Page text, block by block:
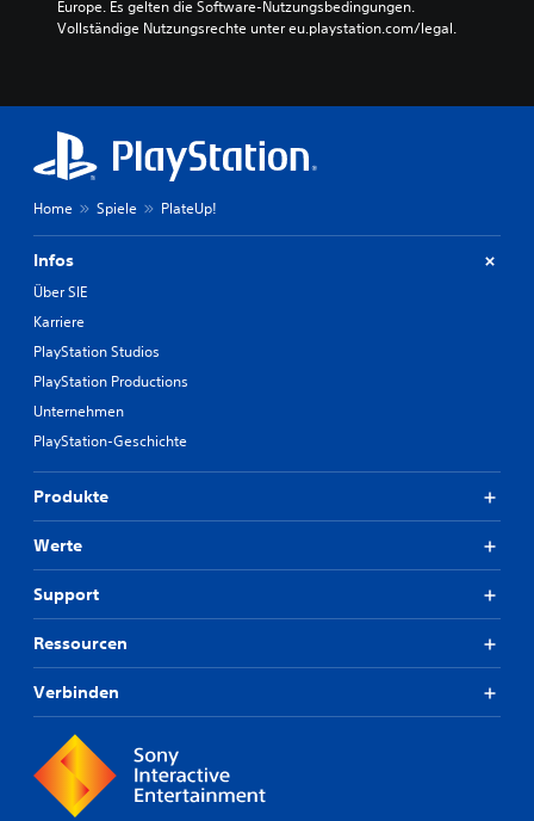
Europe. Es gelten die Software-Nutzungsbedingungen.
Vollständige Nutzungsrechte unter eu.playstation.com/legal.
Home Spiele PlateUp!
Infos
Über SIE
Karriere
PlayStation Studios
PlayStation Productions
Unternehmen
PlayStation-Geschichte
Produkte
Werte
Support
Ressourcen
Verbinden